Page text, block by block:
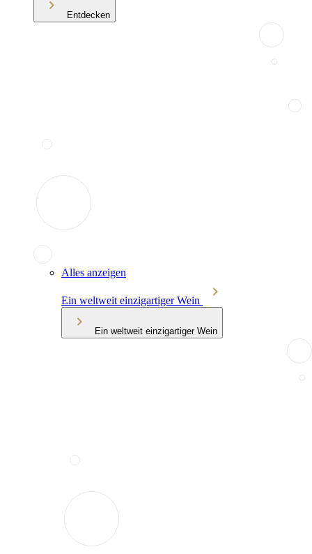
Entdecken
Alles anzeigen
Ein weltweit einzigartiger Wein
Ein weltweit einzigartiger Wein